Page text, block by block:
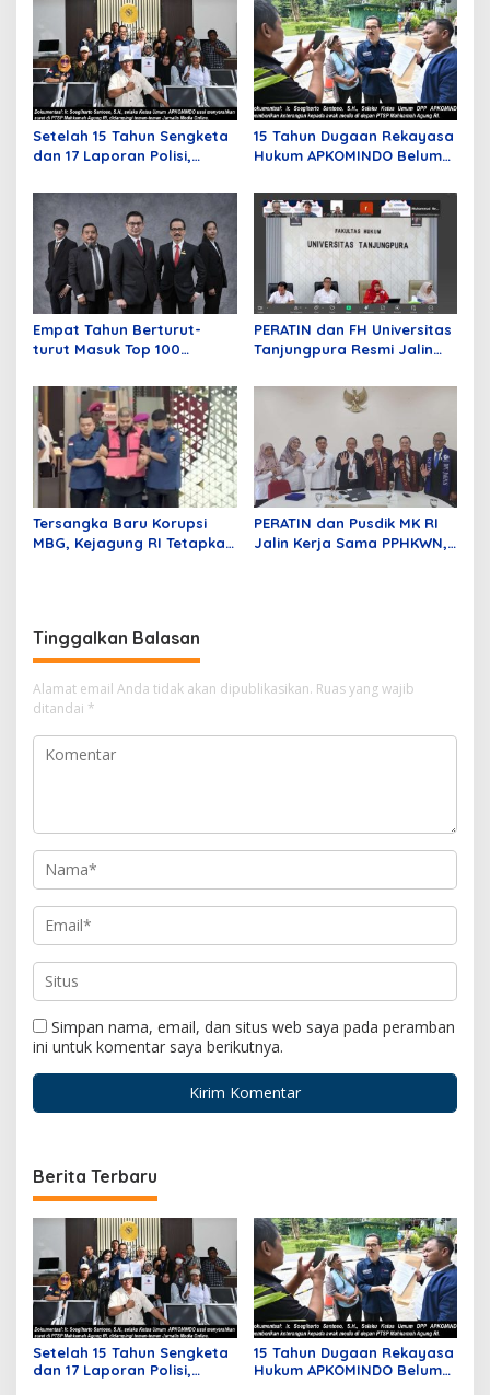
Setelah 15 Tahun Sengketa
dan 17 Laporan Polisi,
Kepastian Administrasi
Perkara Kasasi Nomor 431
K/TUN/2026
15 Tahun Dugaan Rekayasa
Hukum APKOMINDO Belum
Nomor 431 Diterima MA
pada Mei Lalu
Empat Tahun Berturut-
turut Masuk Top 100
Mustika Raja Law Office
Perkuat Peran sebagai
Mitra Strategis Dunia
Usaha
PERATIN dan FH Universitas
Tanjungpura Resmi Jalin
Memperkuat Ekosistem
Hukum Digital dan
Advokat
Tersangka Baru Korupsi
MBG, Kejagung RI Tetapkan
PERATIN dan Pusdik MK RI
Jalin Kerja Sama PPHKWN,
Tinggalkan Balasan
Alamat email Anda tidak akan dipublikasikan. Ruas yang wajib
ditandai *
Simpan nama, email, dan situs web saya pada peramban
ini untuk komentar saya berikutnya.
Berita Terbaru
Setelah 15 Tahun Sengketa
dan 17 Laporan Polisi,
15 Tahun Dugaan Rekayasa
Hukum APKOMINDO Belum